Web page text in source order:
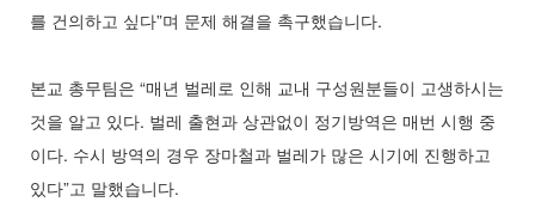
를 건의하고 싶다”며 문제 해결을 촉구했습니다.
본교 총무팀은 “매년 벌레로 인해 교내 구성원분들이 고생하시는
것을 알고 있다. 벌레 출현과 상관없이 정기방역은 매번 시행 중
이다. 수시 방역의 경우 장마철과 벌레가 많은 시기에 진행하고
있다”고 말했습니다.